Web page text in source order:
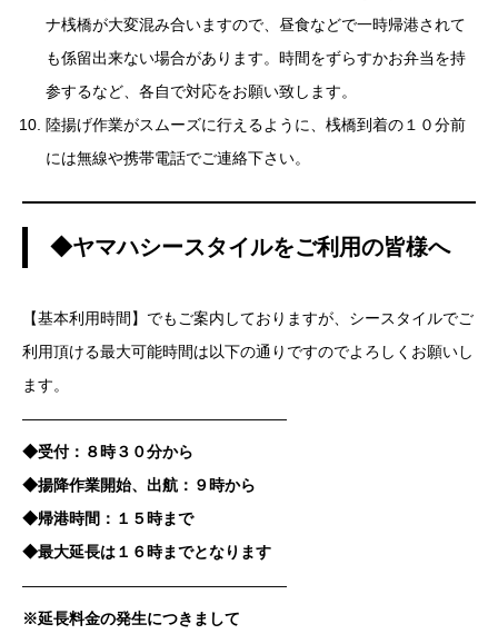
ナ桟橋が大変混み合いますので、昼食などで一時帰港されて
も係留出来ない場合があります。時間をずらすかお弁当を持
参するなど、各自で対応をお願い致します。
陸揚げ作業がスムーズに行えるように、桟橋到着の１０分前
には無線や携帯電話でご連絡下さい。
◆ヤマハシースタイルをご利用の皆様へ
【基本利用時間】でもご案内しておりますが、シースタイルでご
利用頂ける最大可能時間は以下の通りですのでよろしくお願いし
ます。
—————————————————
◆受付：８時３０分から
◆揚降作業開始、出航：９時から
◆帰港時間：１５時まで
◆最大延長は１６時までとなります
—————————————————
※延長料金の発生につきまして